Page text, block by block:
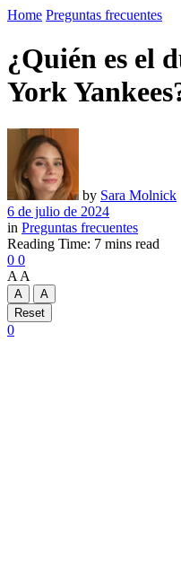
Home Preguntas frecuentes
¿Quién es el
York
by Sara Molnick
6 de julio de 2024
in Preguntas frecuentes
Reading Time: 7 mins read
0 0
A A
A
A
Reset
0